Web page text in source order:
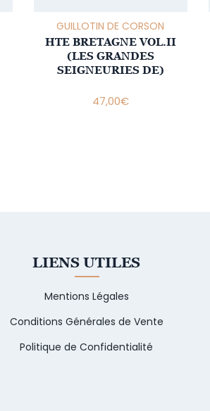
GUILLOTIN DE CORSON
HTE BRETAGNE VOL.II
(LES GRANDES
SEIGNEURIES DE)
47,00€
LIENS UTILES
Mentions Légales
Conditions Générales de Vente
Politique de Confidentialité